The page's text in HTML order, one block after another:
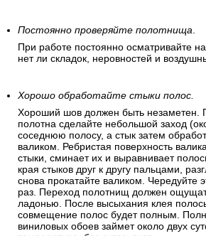
Постоянно проверяйте полотнища.
При работе постоянно осматривайте
нет ли складок, неровностей и
Хорошо обработайте стыки полос.
Хороший шов должен быть незаметен.
полотна сделайте небольшой заход
соседнюю полосу, а стык затем
валиком. Ребристая поверхность
стыки, сминает их и выравнивает
края стыков друг к другу пальцами,
снова прокатайте валиком. Чередуйте
раз. Переход полотнищ должен
ладонью. После высыхания клея
совмещение полос будет полным.
виниловых обоев займет около двух